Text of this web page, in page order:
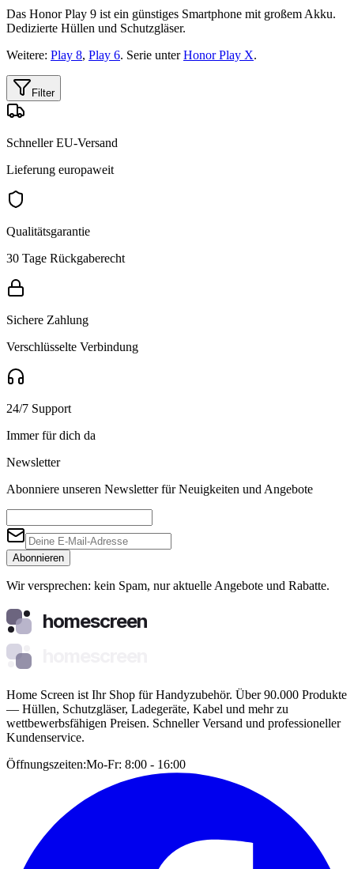
Das Honor Play 9 ist ein günstiges Smartphone mit großem Akku.
Dedizierte Hüllen und Schutzgläser.
Weitere: Play 8, Play 6. Serie unterHonor Play X.
Filter
Schneller EU-Versand
Lieferung europaweit
Qualitätsgarantie
30 Tage Rückgaberecht
Sichere Zahlung
Verschlüsselte Verbindung
24/7 Support
Immer für dich da
Newsletter
Abonniere unseren Newsletter für Neuigkeiten und Angebote
Abonnieren
Wir versprechen: kein Spam, nur aktuelle Angebote und Rabatte.
homescreen
Home Screen ist Ihr Shop für Handyzubehör. Über 90.000 Produkte
— Hüllen, Schutzgläser, Ladegeräte, Kabel und mehr zu
wettbewerbsfähigen Preisen. Schneller Versand und professioneller
Kundenservice.
Öffnungszeiten:Mo-Fr: 8:00 - 16:00